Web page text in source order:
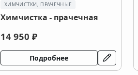
ХИМЧИСТКИ, ПРАЧЕЧНЫЕ
Химчистка - прачечная
14 950 ₽
Подробнее